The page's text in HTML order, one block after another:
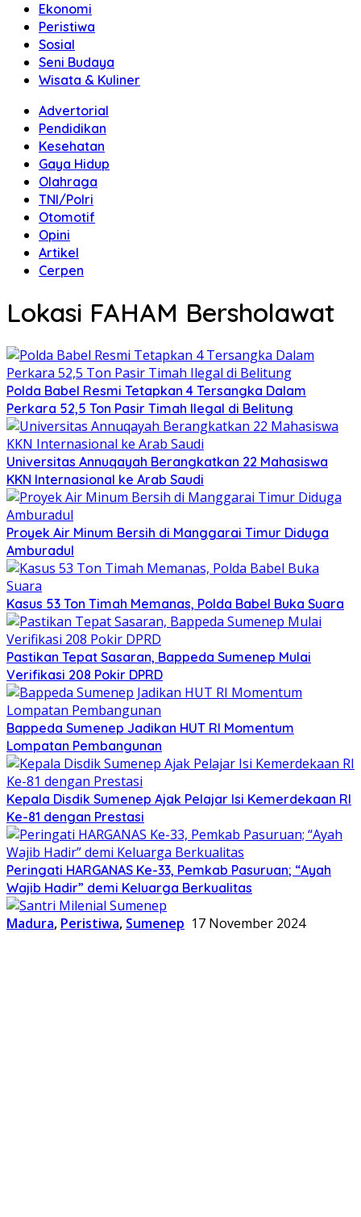
Ekonomi
Peristiwa
Sosial
Seni Budaya
Wisata & Kuliner
Advertorial
Pendidikan
Kesehatan
Gaya Hidup
Olahraga
TNI/Polri
Otomotif
Opini
Artikel
Cerpen
Lokasi FAHAM Bersholawat
Polda Babel Resmi Tetapkan 4 Tersangka Dalam
Perkara 52,5 Ton Pasir Timah Ilegal di Belitung
Universitas Annuqayah Berangkatkan 22 Mahasiswa
KKN Internasional ke Arab Saudi
Proyek Air Minum Bersih di Manggarai Timur Diduga
Amburadul
Kasus 53 Ton Timah Memanas, Polda Babel Buka Suara
Pastikan Tepat Sasaran, Bappeda Sumenep Mulai
Verifikasi 208 Pokir DPRD
Bappeda Sumenep Jadikan HUT RI Momentum
Lompatan Pembangunan
Kepala Disdik Sumenep Ajak Pelajar Isi Kemerdekaan RI
Ke-81 dengan Prestasi
Peringati HARGANAS Ke-33, Pemkab Pasuruan; “Ayah
Wajib Hadir” demi Keluarga Berkualitas
Madura, Peristiwa, Sumenep 17 November 2024